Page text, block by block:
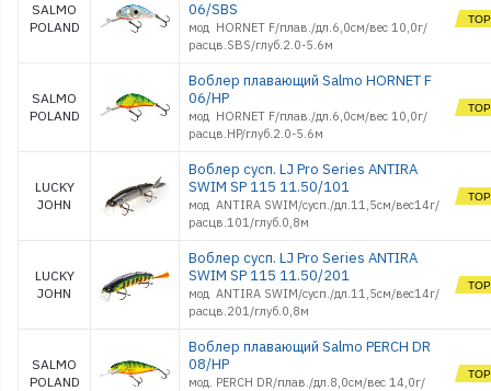
SALMO
POLAND
06/SBS
мод HORNET F/плав./дл.6,0см/вес 10,0г/
расцв.SBS/глуб.2.0-5.6м
SALMO
POLAND
Воблер плавающий Salmo HORNET F
06/HP
мод HORNET F/плав./дл.6,0см/вес 10,0г/
расцв.HP/глуб.2.0-5.6м
LUCKY
JOHN
Воблер сусп. LJ Pro Series ANTIRA
SWIM SP 115 11.50/101
мод ANTIRA SWIM/сусп./дл.11,5см/вес14г/
расцв.101/глуб.0,8м
LUCKY
JOHN
Воблер сусп. LJ Pro Series ANTIRA
SWIM SP 115 11.50/201
мод ANTIRA SWIM/сусп./дл.11,5см/вес14г/
расцв.201/глуб.0,8м
SALMO
POLAND
Воблер плавающий Salmo PERCH DR
08/HP
мод. PERCH DR/плав./дл.8,0см/вес 14,0г/